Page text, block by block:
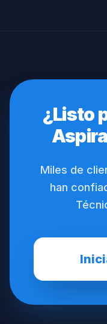
¿Listo
Miles de
han